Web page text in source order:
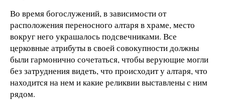
Во время богослужений, в зависимости от
расположения переносного алтаря в храме, место
вокруг него украшалось подсвечниками. Все
церковные атрибуты в своей совокупности должны
были гармонично сочетаться, чтобы верующие могли
без затруднения видеть, что происходит у алтаря, что
находится на нем и какие реликвии выставлены с ним
рядом.